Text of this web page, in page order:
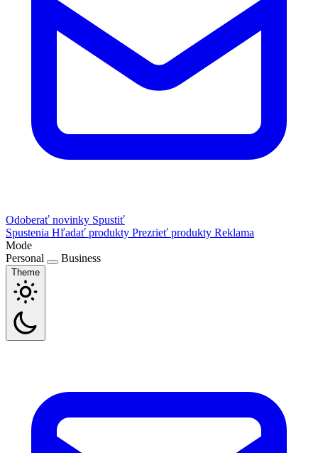
Odoberať novinky Spustiť
Spustenia Hľadať produkty Prezrieť produkty Reklama
Mode
Personal
Business
Theme